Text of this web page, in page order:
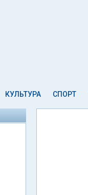
КУЛЬТУРА СПОРТ